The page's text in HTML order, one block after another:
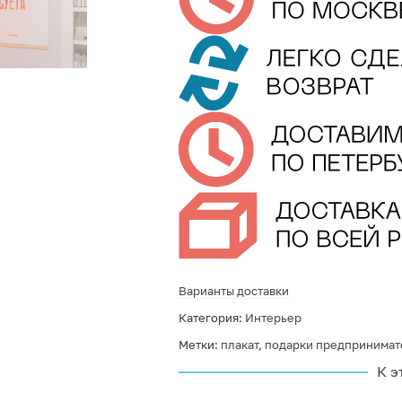
Варианты доставки
Категория: Интерьер
Метки: плакат, подарки
К